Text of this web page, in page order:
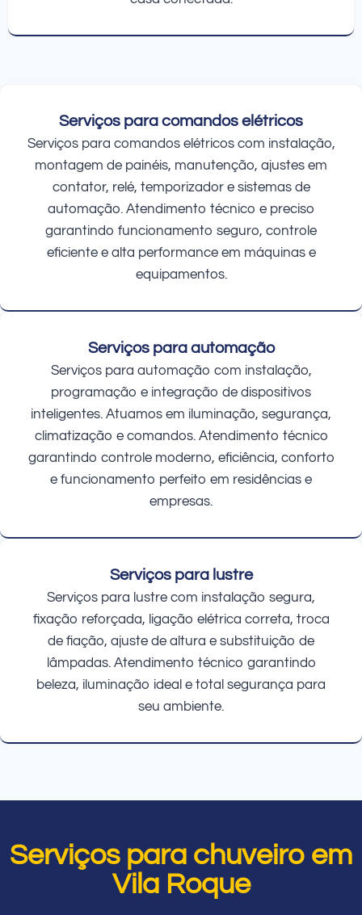
Serviços para comandos elétricos
Serviços para comandos elétricos com instalação,
montagem de painéis, manutenção, ajustes em
contator, relé, temporizador e sistemas de
automação. Atendimento técnico e preciso
garantindo funcionamento seguro, controle
eficiente e alta performance em máquinas e
equipamentos.
Serviços para automação
Serviços para automação com instalação,
programação e integração de dispositivos
inteligentes. Atuamos em iluminação, segurança,
climatização e comandos. Atendimento técnico
garantindo controle moderno, eficiência, conforto
e funcionamento perfeito em residências e
empresas.
Serviços para lustre
Serviços para lustre com instalação segura,
fixação reforçada, ligação elétrica correta, troca
de fiação, ajuste de altura e substituição de
lâmpadas. Atendimento técnico garantindo
beleza, iluminação ideal e total segurança para
seu ambiente.
Serviços para chuveiro em
Vila Roque